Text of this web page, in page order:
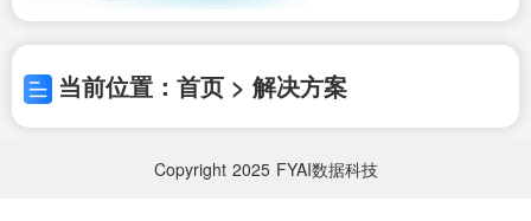
当前位置：首页 > 解决方案
Copyright 2025 FYAI数据科技